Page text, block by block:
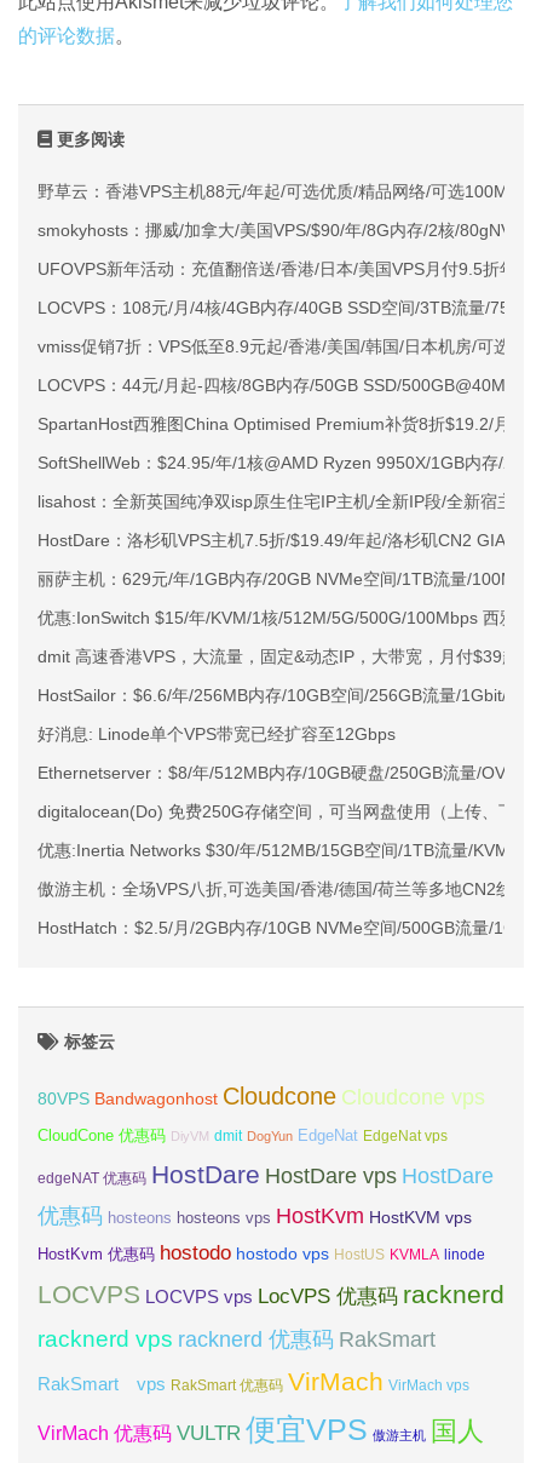
的评论数据。
更多阅读
野草云：香港VPS主机88元/年起/可选优质/精品网络/可选100M不
smokyhosts：挪威/加拿大/美国VPS/$90/年/8G内存/2核/
UFOVPS新年活动：充值翻倍送/香港/日本/美国VPS月付9.5折年
LOCVPS：108元/月/4核/4GB内存/40GB SSD空间/3TB流量/
vmiss促销7折：VPS低至8.9元起/香港/美国/韩国/日本机房/可选
LOCVPS：44元/月起-四核/8GB内存/50GB SSD/
SpartanHost西雅图China Optimised Premium补货8折$19.2/月起
SoftShellWeb：$24.95/年/1核@AMD Ryzen 9950X/1GB内存/
lisahost：全新英国纯净双isp原生住宅IP主机/全新IP段/全新宿主机
HostDare：洛杉矶VPS主机7.5折/$19.49/年起/洛杉矶CN2 GIA/日
丽萨主机：629元/年/1GB内存/20GB NVMe空间/1TB流量/
优惠:IonSwitch $15/年/KVM/1核/512M/5G/500G/100Mbps 西雅图
dmit 高速香港VPS，大流量，固定&动态IP，大带宽，月付$39起
HostSailor：$6.6/年/256MB内存/10GB空间/256GB流量/1Gbit/
好消息: Linode单个VPS带宽已经扩容至12Gbps
Ethernetserver：$8/年/512MB内存/10GB硬盘/250GB流量/OVZ/洛
digitalocean(Do) 免费250G存储空间，可当网盘使用（上传、下载
优惠:Inertia Networks $30/年/512MB/15GB空间/1TB流量/KVM/洛
傲游主机：全场VPS八折,可选美国/香港/德国/荷兰等多地CN2线路
HostHatch：$2.5/月/2GB内存/10GB NVMe空间/500GB流量/
标签云
80VPS Bandwagonhost Cloudcone Cloudcone vps
CloudCone 优惠码 DiyVM dmit DogYun EdgeNat EdgeNat vps
edgeNAT 优惠码 HostDare HostDare vps HostDare
优惠码 hosteons hosteons vps HostKvm HostKVM vps
HostKvm 优惠码 hostodo hostodo vps HostUS KVMLA linode
LOCVPS LOCVPS vps LocVPS 优惠码 racknerd
racknerd vps racknerd 优惠码 RakSmart
RakSmart vps RakSmart 优惠码 VirMach VirMach vps
VirMach 优惠码 VULTR 便宜VPS 傲游主机 国人